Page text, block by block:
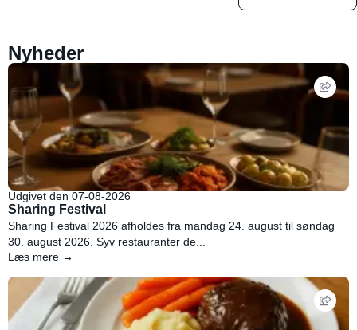
Nyheder
Udgivet den 07-08-2026
Sharing Festival
Sharing Festival 2026 afholdes fra mandag 24. august til søndag
30. august 2026. Syv restauranter de...
Læs mere →